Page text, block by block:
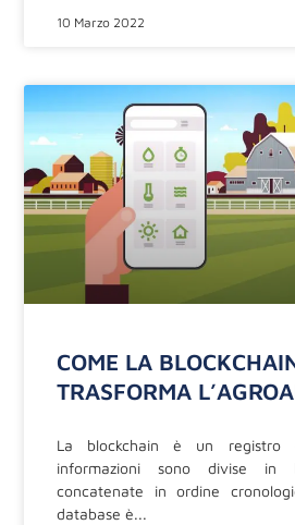
10 Marzo 2022
COME LA
TRASFORMA
La blockchain è un
informazioni sono divise in
concatenate in ordine
database è